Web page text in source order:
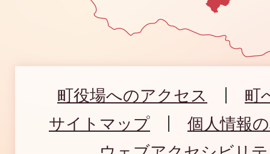
町役場へのアクセス
町
サイトマップ
個人情報